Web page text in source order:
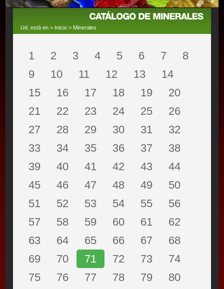
Ud. está en > Inicio > Minerales
1 2 3 4 5 6 7
8
9
10 11 12 13
14
15
16 17 18 19
20
21
22 23 24 25
26
27
28 29 30 31
32
33
34 35 36 37
38
39
40 41 42 43
44
45
46 47 48 49
50
51
52 53 54 55
56
57
58 59 60 61
62
63
64 65 66 67
68
69
70 71 72 73
74
75
76 77 78 79
80